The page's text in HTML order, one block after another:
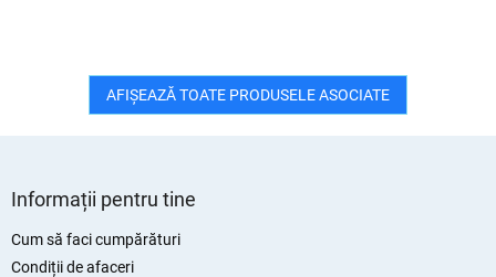
AFIŞEAZĂ TOATE PRODUSELE ASOCIATE
Informații pentru tine
Cum să faci cumpărături
Condiții de afaceri